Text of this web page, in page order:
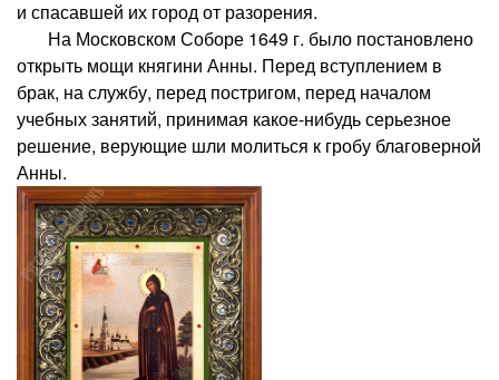
и спасавшей их город от разорения.
На Московском Соборе 1649 г. было постановлено
открыть мощи княгини Анны. Перед вступлением в
брак, на службу, перед постригом, перед началом
учебных занятий, принимая какое-нибудь серьезное
решение, верующие шли молиться к гробу благоверной
Анны.